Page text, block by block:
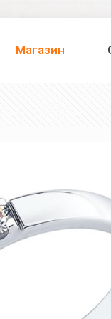
Магазин